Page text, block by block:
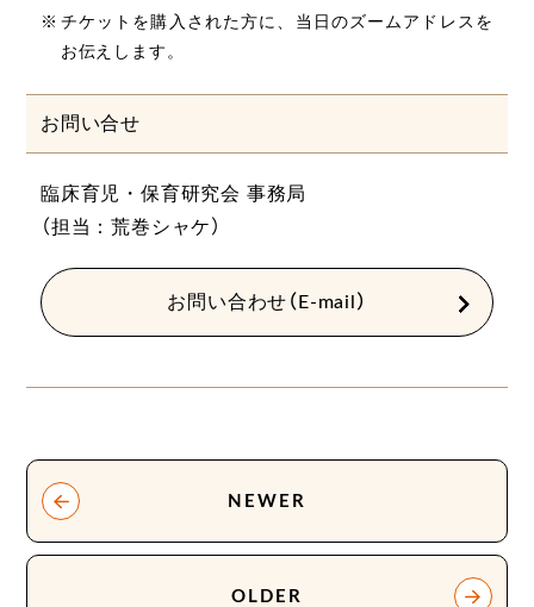
チケットを購入された方に、当日のズームアドレスを
お伝えします。
お問い合せ
臨床育児・保育研究会 事務局
（担当：荒巻シャケ）
お問い合わせ（E-mail）
NEWER
OLDER